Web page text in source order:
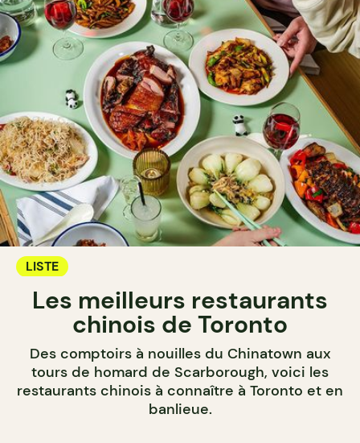
LISTE
Les meilleurs restaurants
chinois de Toronto
Des comptoirs à nouilles du Chinatown aux
tours de homard de Scarborough, voici les
restaurants chinois à connaître à Toronto et en
banlieue.